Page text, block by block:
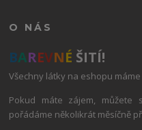
O NÁS
BAREVNÉ ŠITÍ!
Všechny látky na eshopu máme
Pokud máte zájem,
pořádáme několikrát měsíčně